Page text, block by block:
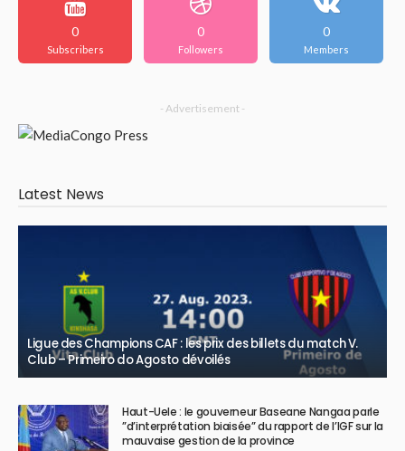
0
Subscribers
0
Followers
0
Members
- Advertisement -
Latest News
Ligue des Champions CAF : les prix des billets du match V.
Club – Primeiro do Agosto dévoilés
Haut-Uele : le gouverneur Baseane Nangaa parle
”d’interprétation biaisée” du rapport de l’IGF sur la
mauvaise gestion de la province